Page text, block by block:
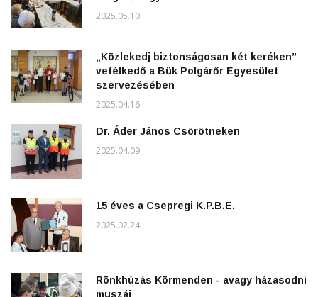
2025.05.10.
„Közlekedj biztonságosan két keréken”
vetélkedő a Bük Polgárőr Egyesület
szervezésében
2025.04.16.
Dr. Áder János Csörötneken
2025.04.09.
15 éves a Csepregi K.P.B.E.
2025.02.24.
Rönkhúzás Körmenden - avagy házasodni
muszáj